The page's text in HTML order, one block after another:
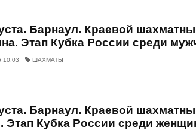
Барнаул. Краевой
Этап Кубка России среди
10:03 ШАХМАТЫ
Барнаул. Краевой
Этап Кубка России среди